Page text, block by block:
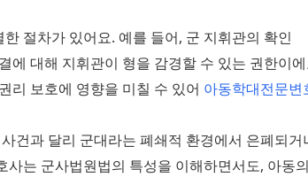
절차가 있어요. 예를 들어, 군 지휘관의 확인
에 대해 지휘관이 형을 감경할 수 있는 권한이
리 보호에 영향을 미칠 수 있어 아동학대전문변
건과 달리 군대라는 폐쇄적 환경에서 은폐되거
는 군사법원법의 특성을 이해하면서도, 아동의